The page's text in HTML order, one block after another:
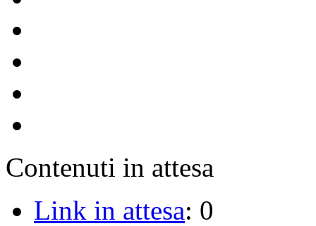
Contenuti in attesa
Link in attesa: 0